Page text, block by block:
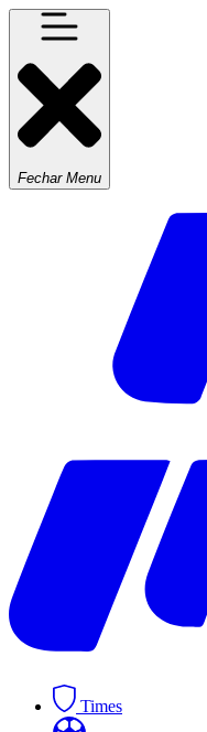
Fechar Menu
Times